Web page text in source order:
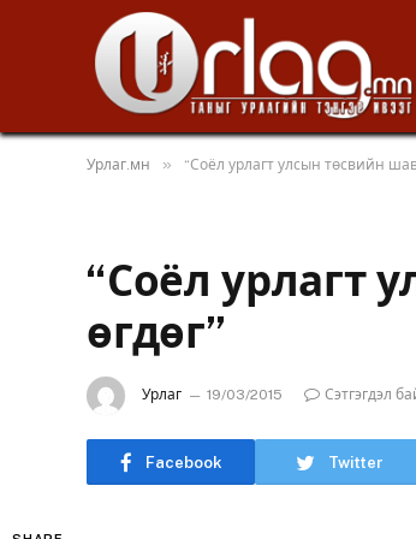
Урлаг.мн » “Соёл урлагт улсын төсвийн
“Соёл урлагт
өгдөг”
Урлаг 19/03/2015 Сэтгэгдэл
Facebook Twitter